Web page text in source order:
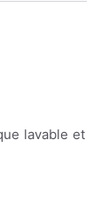
lavable et